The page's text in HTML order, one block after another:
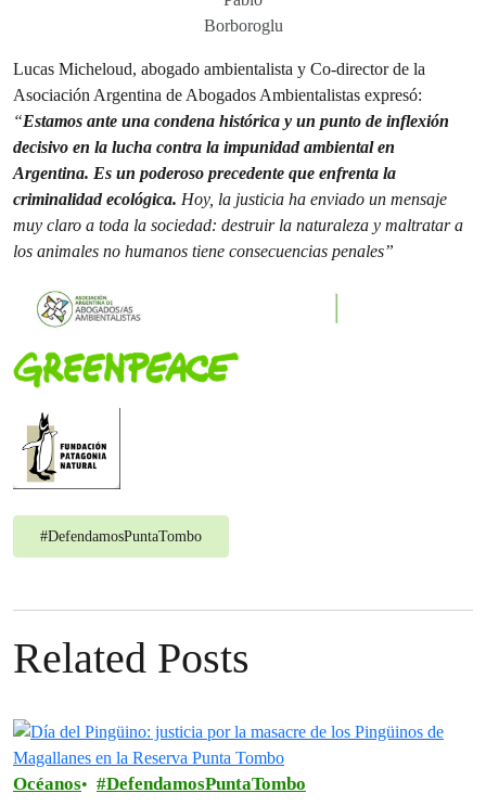
Borboroglu
Lucas Micheloud, abogado ambientalista y Co-director de la
Asociación Argentina de Abogados Ambientalistas expresó:
“Estamos ante una condena histórica y un punto de inflexión
decisivo en la lucha contra la impunidad ambiental en
Argentina. Es un poderoso precedente que enfrenta la
criminalidad ecológica. Hoy, la justicia ha enviado un mensaje
muy claro a toda la sociedad: destruir la naturaleza y maltratar a
los animales no humanos tiene consecuencias penales”
#DefendamosPuntaTombo
Related Posts
Océanos DefendamosPuntaTombo